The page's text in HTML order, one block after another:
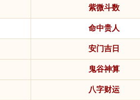
紫微斗数
命中贵人
安门吉日
鬼谷神算
八字财运